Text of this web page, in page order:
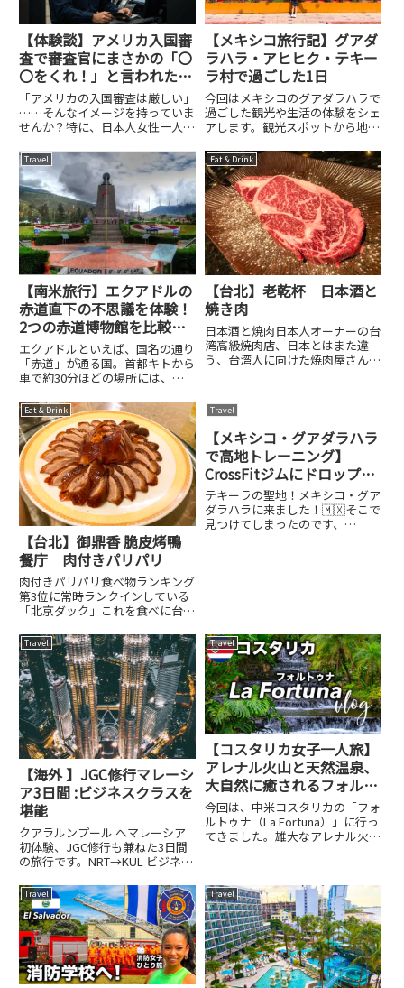
【体験談】アメリカ入国審
査で審査官にまさかの「〇
〇をくれ！」と言われた
話。
「アメリカの入国審査は厳しい」
……そんなイメージを持っていま
せんか？特に、日本人女性一人で
つも一人旅をしているので、基本
一人で入国なのですが、最近では
「海外出稼ぎ」が話題となり、入
国審査時に怪しまれて別室送り
に...
【メキシコ旅行記】グアダ
ラハラ・アヒヒク・テキー
ラ村で過ごした1日
今回はメキシコのグアダラハラで
過ごした観光や生活の体験をシェ
アします。観光スポットから地元
なグアダラハラの1日をお楽しみ
ください。サンフランシスコから
グアダラハラへ：アエロメヒコ航
空で移動2025年8月10日昼...
Travel
【南米旅行】エクアドルの
赤道直下の不思議を体験！
2つの赤道博物館を比較し
てみた
エクアドルといえば、国名の通り
「赤道」が通る国。首都キトから
車で約30分ほどの場所には、地
ポットが点在しています。中でも
人気なのが、「赤道記念碑（La
Mitad del Mundo）」と隣にある
「インティニャ...
Eat & Drink
【台北】老乾杯 日本酒と
焼き肉
日本酒と焼肉日本人オーナーの台
湾高級焼肉店、日本とはまた違
う、台湾人に向けた焼肉屋さんで
ここはテーブルに担当スタッフが
付いて細かく説明しながら肉を全
て焼いてくれます。う〜ん、台湾
で...
Eat & Drink
【台北】御鼎香 脆皮烤鴨
餐庁 肉付きパリパリ
肉付きパリパリ食べ物ランキング
第3位に常時ランクインしている
「北京ダック」これを食べに台北
北京ダックと言っても、皮だけの
パリッパリVer.と皮パリに肉付き
Ver.とあると思いますが、どちら
でも好きなので、肉付き...
Travel
【メキシコ・グアダラハラ
で高地トレーニング】
CrossFitジムにドロップイ
ン｜料金・雰囲気・体験レ
ポ
テキーラの聖地！メキシコ・グア
ダラハラに来ました！🇲🇽そこで
見つけてしまったのです、
Travel
【海外 】JGC修行マレーシ
ア3日間 :ビジネスクラスを
堪能
クアラルンプール へマレーシア
初体験、JGC修行も兼ねた3日間
の旅行です。NRT→KUL ビジネス
後、サクララウンジで腹ごしらえ
です。JALカレーはやはり外せな
い。そして搭乗、機内へ。 画面
操作のリモコンはこ...
Travel
【コスタリカ女子一人旅】
アレナル火山と天然温泉、
大自然に癒されるフォルト
ゥナの休日
今回は、中米コスタリカの「フォ
ルトゥナ（La Fortuna）」に行っ
てきました。雄大なアレナル火
録です。フォルトゥナの大自然を
感じる1日フォルトゥナ...
Travel Travel